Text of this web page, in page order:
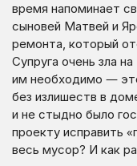
время напоминает
сыновей Матвей и
ремонта, который
Супруга очень зла
им необходимо —
без излишеств в
и не стыдно было
проекту исправить
весь мусор? И как